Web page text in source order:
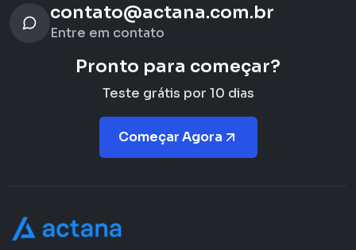
contato@actana.com.br
Entre em contato
Pronto para começar?
Teste grátis por 10 dias
Começar Agora